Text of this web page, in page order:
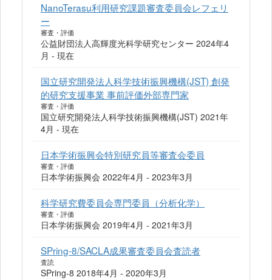
NanoTerasu利用研究課題審査委員会レフェリ
ー
審査・評価
公益財団法人高輝度光科学研究センター 2024年4
月 - 現在
国立研究開発法人科学技術振興機構(JST) 創発
的研究支援事業 事前評価外部専門家
審査・評価
国立研究開発法人科学技術振興機構(JST) 2021年
4月 - 現在
日本学術振興会特別研究員等審査会委員
審査・評価
日本学術振興会 2022年4月 - 2023年3月
科学研究費委員会専門委員（分析化学）
審査・評価
日本学術振興会 2019年4月 - 2021年3月
SPring-8/SACLA成果審査委員会査読者
査読
SPring-8 2018年4月 - 2020年3月